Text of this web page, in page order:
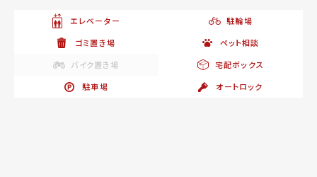
エレベーター
駐輪場
ゴミ置き場
ペット相談
バイク置き場
宅配ボックス
駐車場
オートロック